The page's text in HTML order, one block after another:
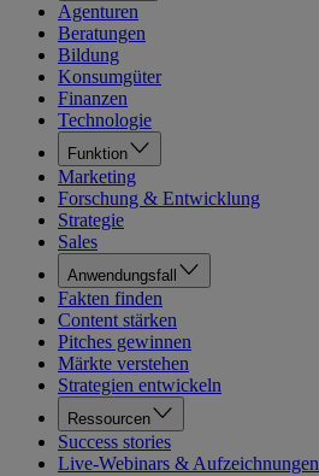
Agenturen
Beratungen
Bildung
Konsumgüter
Finanzen
Technologie
Funktion
Marketing
Forschung & Entwicklung
Strategie
Sales
Anwendungsfall
Fakten finden
Content stärken
Pitches gewinnen
Märkte verstehen
Strategien entwickeln
Ressourcen
Success stories
Live-Webinars & Aufzeichnungen